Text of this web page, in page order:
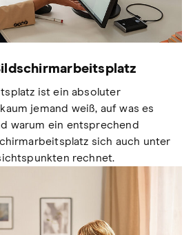
ist ein absoluter
jemand weiß, auf was es
warum ein entsprechend
sich auch unter
rechnet.